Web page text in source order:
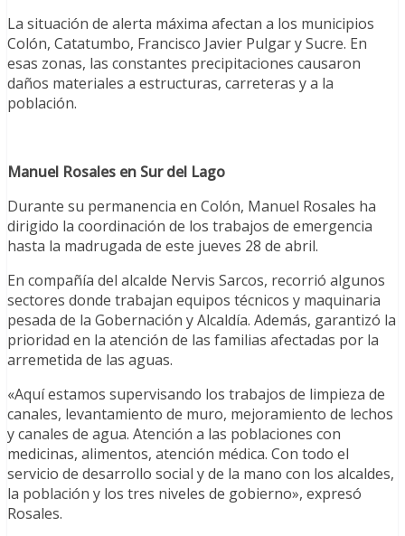
La situación de alerta máxima afectan a los municipios
Colón, Catatumbo, Francisco Javier Pulgar y Sucre. En
esas zonas, las constantes precipitaciones causaron
daños materiales a estructuras, carreteras y a la
población.
Manuel Rosales en Sur del Lago
Durante su permanencia en Colón, Manuel Rosales ha
dirigido la coordinación de los trabajos de emergencia
hasta la madrugada de este jueves 28 de abril.
En compañía del alcalde Nervis Sarcos, recorrió algunos
sectores donde trabajan equipos técnicos y maquinaria
pesada de la Gobernación y Alcaldía. Además, garantizó la
prioridad en la atención de las familias afectadas por la
arremetida de las aguas.
«Aquí estamos supervisando los trabajos de limpieza de
canales, levantamiento de muro, mejoramiento de lechos
y canales de agua. Atención a las poblaciones con
medicinas, alimentos, atención médica. Con todo el
servicio de desarrollo social y de la mano con los alcaldes,
la población y los tres niveles de gobierno», expresó
Rosales.